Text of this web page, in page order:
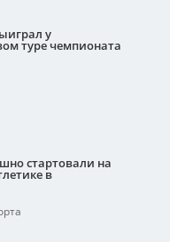
у
туре чемпионата
стартовали на
в